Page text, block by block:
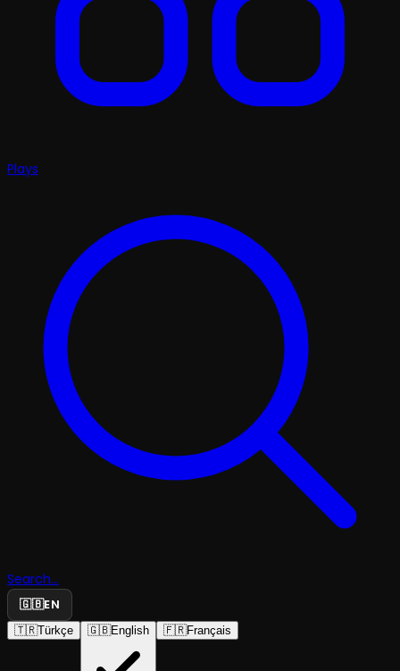
Plays
Search...
🇬🇧EN
🇹🇷Türkçe 🇬🇧English 🇫🇷Français